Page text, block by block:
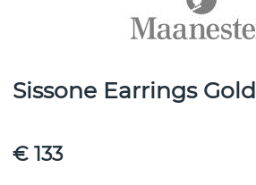
Sissone Earrings Gold
€ 133